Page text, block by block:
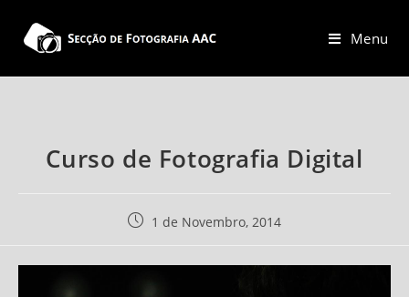
content
Menu
Curso de Fotografia Digital
Post 1 de Novembro, 2014